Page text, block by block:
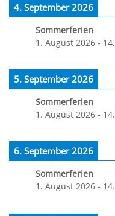
4. September 2026
Sommerferien
1. August 2026 -
5. September 2026
Sommerferien
1. August 2026 -
6. September 2026
Sommerferien
1. August 2026 -